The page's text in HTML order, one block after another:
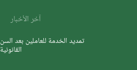
آخر الأخبار
تمديد الخدمة للعاملين بعد السن
القانونية